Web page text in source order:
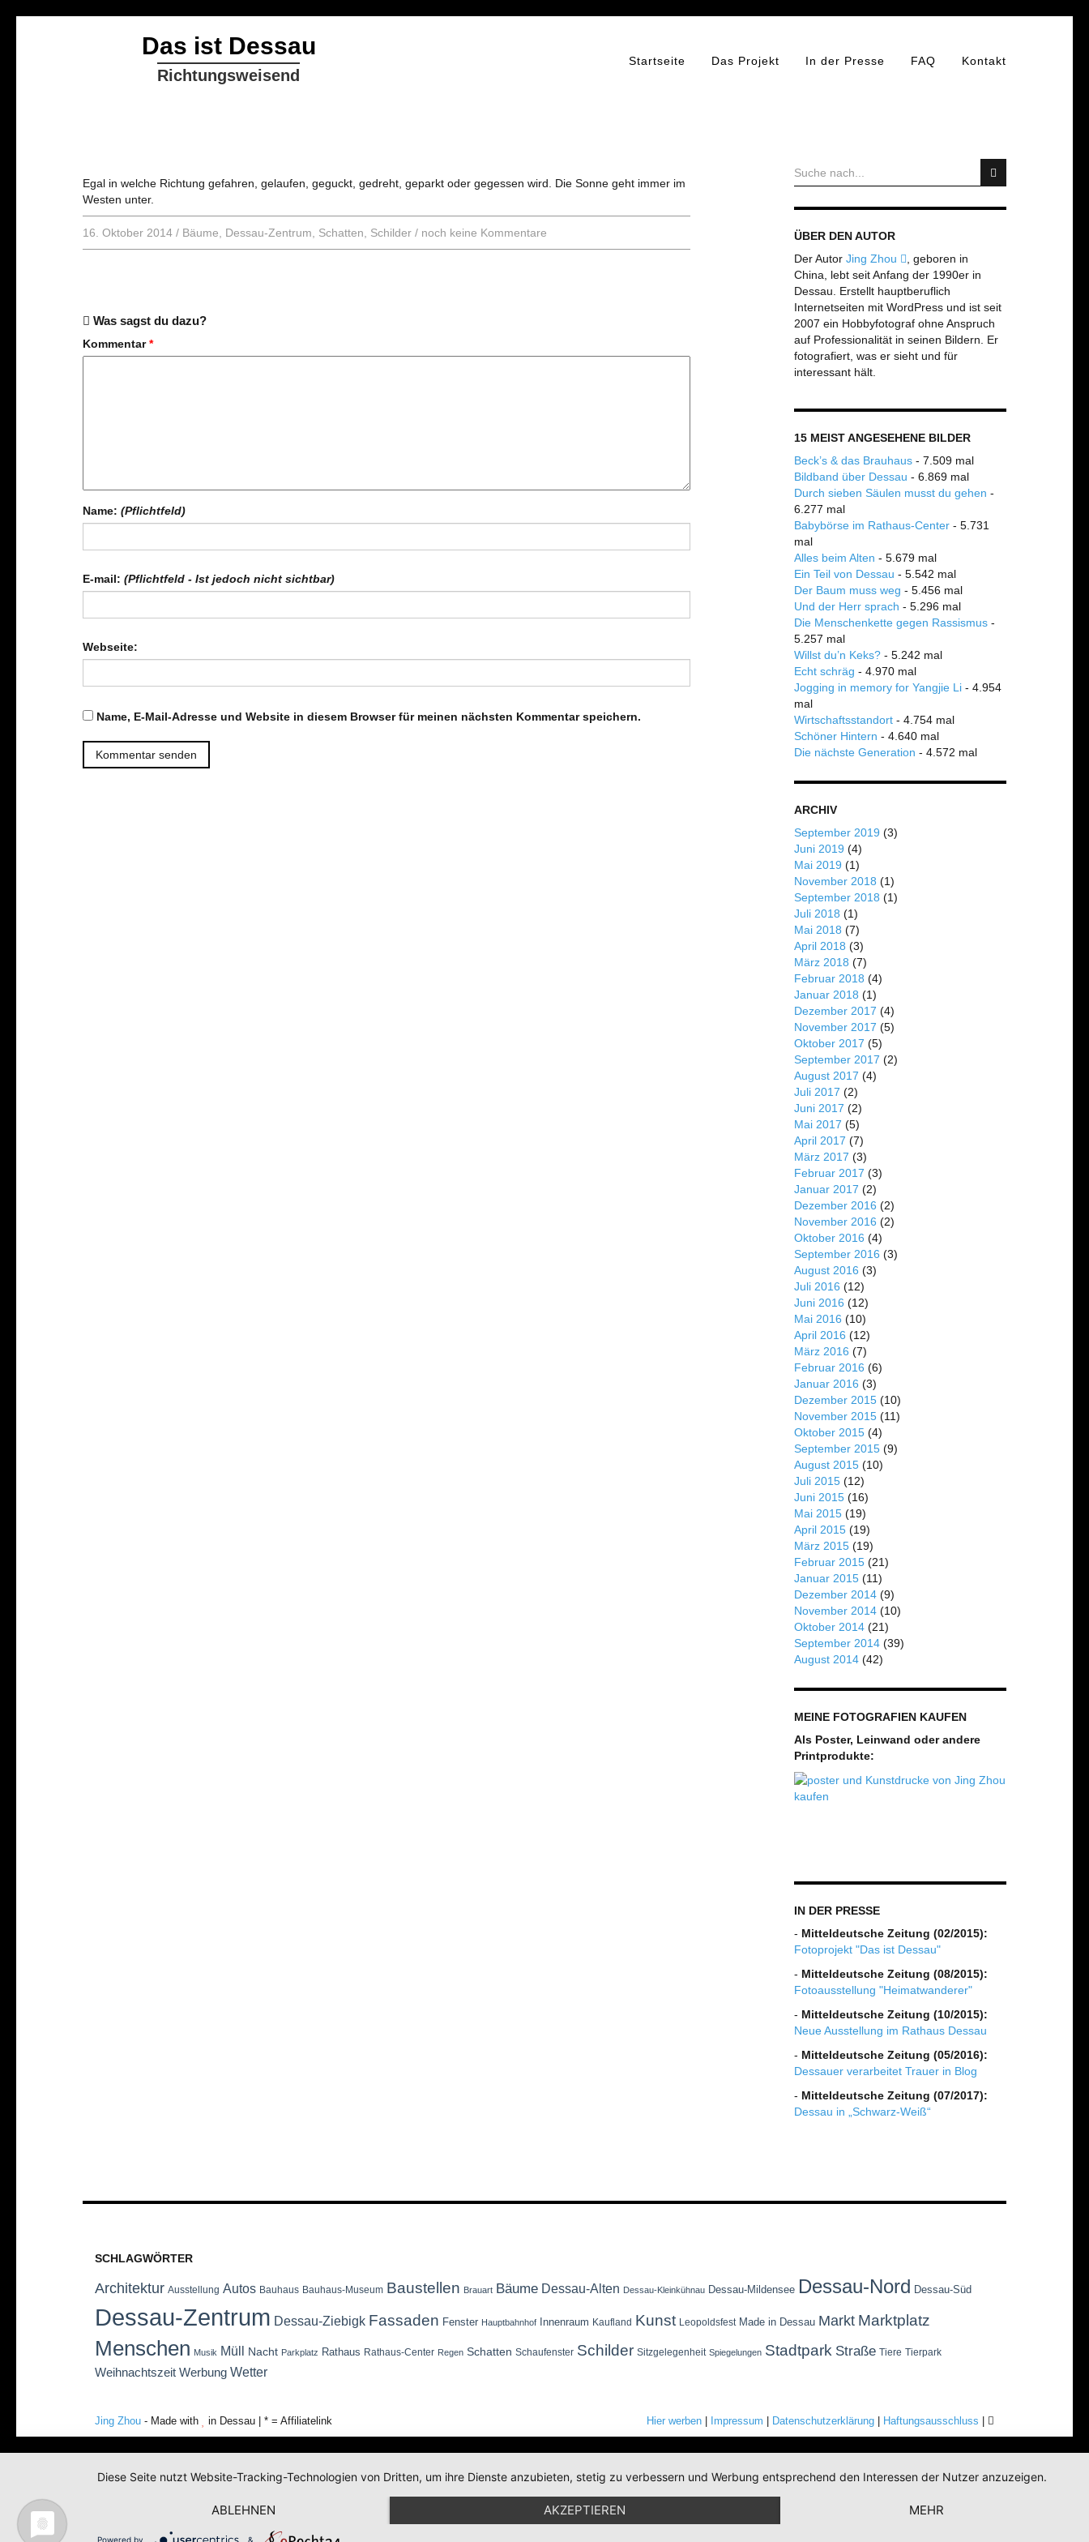
Das ist Dessau
Richtungsweisend
Startseite Das Projekt In der Presse FAQ Kontakt
Egal in welche Richtung gefahren, gelaufen, geguckt, gedreht, geparkt oder gegessen wird. Die Sonne geht immer im
Westen unter.
16. Oktober 2014 / Bäume Dessau-Zentrum Schatten Schilder / noch keine Kommentare
Was sagst du dazu?
Kommentar*
Name: (Pflichtfeld)
E-mail: (Pflichtfeld - Ist jedoch nicht sichtbar)
Webseite:
Name, E-Mail-Adresse und Website in diesem Browser für meinen nächsten Kommentar speichern.
ÜBER DEN AUTOR
Der Autor Jing Zhou
, geboren in
China, lebt seit Anfang der 1990er in
Dessau. Erstellt hauptberuflich
Internetseiten mit WordPress und ist seit
2007 ein Hobbyfotograf ohne Anspruch
auf Professionalität in seinen Bildern. Er
fotografiert, was er sieht und für
interessant hält.
15 MEIST ANGESEHENE BILDER
Beck’s & das Brauhaus- 7.509 mal
Bildband über Dessau - 6.869 mal
Durch sieben Säulen musst du gehen -
6.277 mal
Babybörse im Rathaus-Center- 5.731
mal
Alles beim Alten - 5.679 mal
Ein Teil von Dessau - 5.542 mal
Der Baum muss weg - 5.456 mal
Und der Herr sprach - 5.296 mal
Die Menschenkette gegen Rassismus-
5.257 mal
Willst du’n Keks?- 5.242 mal
Echt schräg - 4.970 mal
Jogging in memory for Yangjie Li- 4.954
mal
Wirtschaftsstandort- 4.754 mal
Schöner Hintern - 4.640 mal
Die nächste Generation - 4.572 mal
ARCHIV
September 2019 (3)
Juni 2019 (4)
Mai 2019 (1)
November 2018 (1)
September 2018 (1)
Juli 2018 (1)
Mai 2018 (7)
April 2018 (3)
März 2018 (7)
Februar 2018 (4)
Januar 2018 (1)
Dezember 2017 (4)
November 2017 (5)
Oktober 2017 (5)
September 2017 (2)
August 2017 (4)
Juli 2017 (2)
Juni 2017 (2)
Mai 2017 (5)
April 2017 (7)
März 2017 (3)
Februar 2017 (3)
Januar 2017 (2)
Dezember 2016 (2)
November 2016 (2)
Oktober 2016 (4)
September 2016 (3)
August 2016 (3)
Juli 2016 (12)
Juni 2016 (12)
Mai 2016 (10)
April 2016 (12)
März 2016 (7)
Februar 2016 (6)
Januar 2016 (3)
Dezember 2015(10)
November 2015(11)
Oktober 2015(4)
September 2015(9)
August 2015(10)
Juli 2015(12)
Juni 2015(16)
Mai 2015(19)
April 2015(19)
März 2015(19)
Februar 2015(21)
Januar 2015(11)
Dezember 2014(9)
November 2014(10)
Oktober 2014(21)
September 2014(39)
August 2014(42)
MEINE FOTOGRAFIEN KAUFEN
Als Poster, Leinwand oder andere
Printprodukte:
IN DER PRESSE
- Mitteldeutsche Zeitung (02/2015):
Fotoprojekt "Das ist Dessau"
- Mitteldeutsche Zeitung (08/2015):
Fotoausstellung "Heimatwanderer"
- Mitteldeutsche Zeitung (10/2015):
Neue Ausstellung im Rathaus Dessau
- Mitteldeutsche Zeitung (05/2016):
Dessauer verarbeitet Trauer in Blog
- Mitteldeutsche Zeitung (07/2017):
Dessau in „Schwarz-Weiß“
SCHLAGWÖRTER
Architektur Ausstellung Autos Bauhaus Bauhaus-Museum Baustellen Brauart Bäume Dessau-Alten Dessau-Kleinkühnau Dessau-Mildensee Dessau-Nord Dessau-Süd
Dessau-Zentrum Dessau-Ziebigk Fassaden Fenster Hauptbahnhof Innenraum Kaufland Kunst Leopoldsfest Made in Dessau Markt Marktplatz
Menschen Musik Müll Nacht Parkplatz Rathaus Rathaus-Center Regen Schatten Schaufenster Schilder Sitzgelegenheit Spiegelungen Stadtpark Straße Tiere Tierpark
Weihnachtszeit Werbung Wetter
Jing Zhou - Made with in Dessau | * = Affiliatelink Hier werben Impressum Datenschutzerklärung Haftungsausschluss
Diese Seite nutzt Website-Tracking-Technologien von Dritten, um ihre Dienste anzubieten, stetig zu verbessern und Werbung entsprechend den Interessen der Nutzer anzuzeigen.
ABLEHNEN AKZEPTIEREN MEHR
Powered by &